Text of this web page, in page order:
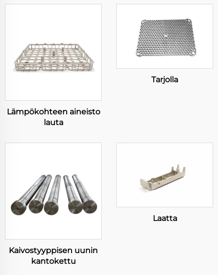
Lämpökohteen aineisto
lauta
Tarjolla
Kaivostyyppisen uunin
kantokettu
Laatta